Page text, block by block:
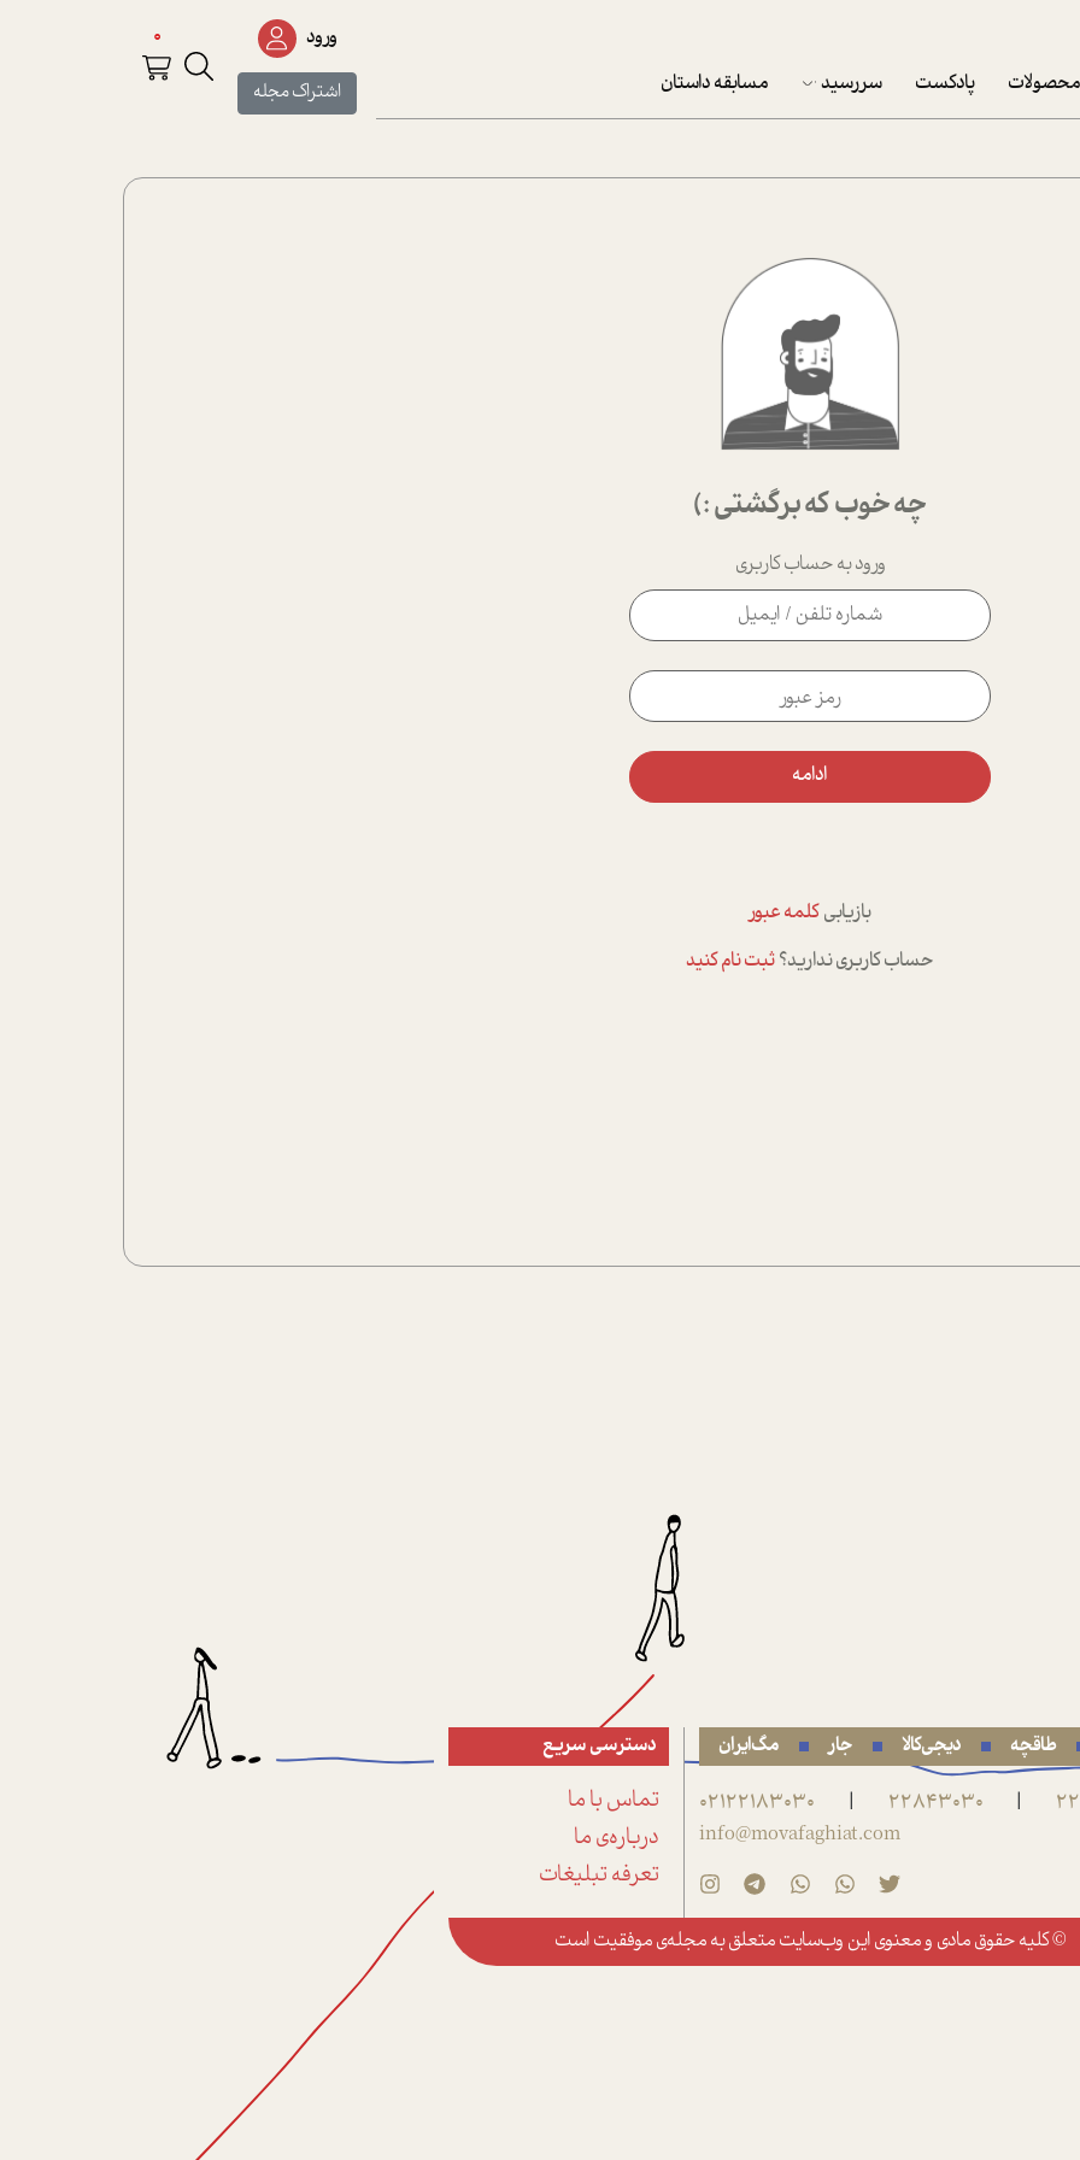
محصولات پادکست سررسید
پکيج نوروزي موفقيت
تقویم رومیزی
تقویم دیواری
مسابقه داستان
ورود
اشتراک مجله
0
چه خوب که برگشتی :)
ورود به حساب کاربری
ادامه
بازیابیکلمه عبور
حساب کاربری ندارید؟ثبت نام کنید
طاقچه دیجی‌کالا جار مگ‌ایران
|
22843030
|
02122183030
info@movafaghiat.com
دسترسی سریع
تماس با ما
درباره‌ی ما
تعرفه تبلیغات
© کلیه حقوق مادی و معنوی این وب‌سایت متعلق بهمجله‌ی موفقیتاست